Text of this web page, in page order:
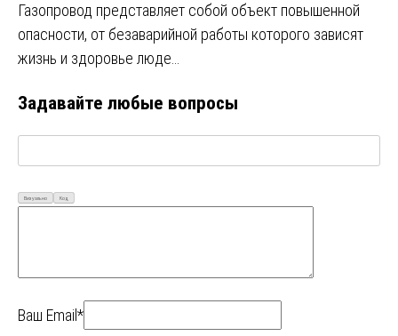
Газопровод представляет собой объект повышенной
опасности, от безаварийной работы которого зависят
жизнь и здоровье люде…
Задавайте любые вопросы
Визуально Код
Ваш Email*